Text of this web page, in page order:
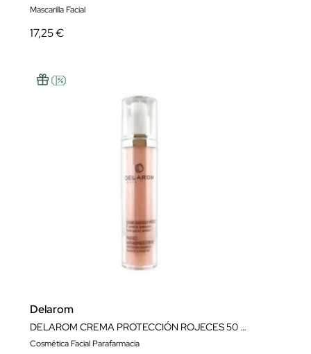
Mascarilla Facial
17,25 €
Delarom
DELAROM CREMA PROTECCIÓN ROJECES 50 ML
Cosmética Facial Parafarmacia